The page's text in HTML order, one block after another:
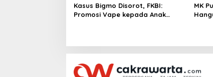
Kasus Bigmo Disorot, FKBI:
Promosi Vape kepada Anak
MK